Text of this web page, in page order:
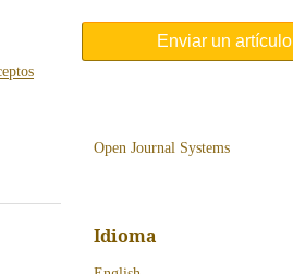
Enviar un artículo
Open Journal Systems
Idioma